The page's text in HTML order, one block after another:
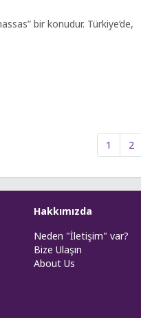
bir konudur. Türkiye’de,
1 2
Hakkımızda
Neden "İletişim" var?
Bize Ulaşın
About Us